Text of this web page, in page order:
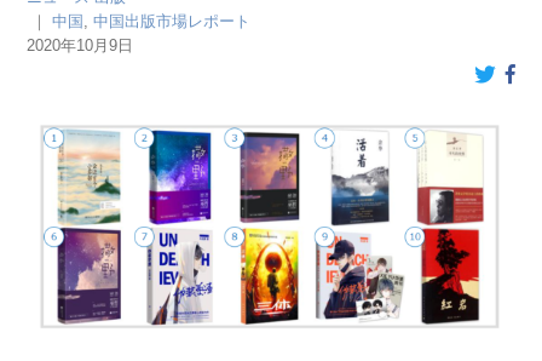
｜中国 ,中国出版市場レポート
2020年10月9日